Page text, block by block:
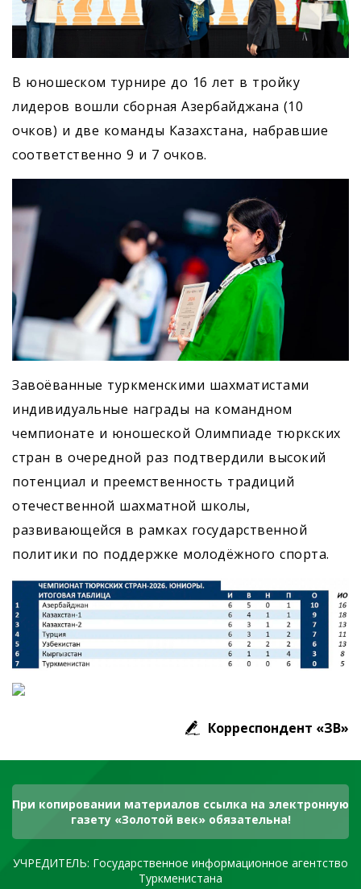
В юношеском турнире до 16 лет в тройку
лидеров вошли сборная Азербайджана (10
очков) и две команды Казахстана, набравшие
соответственно 9 и 7 очков.
Завоёванные туркменскими шахматистами
индивидуальные награды на командном
чемпионате и юношеской Олимпиаде тюркских
стран в очередной раз подтвердили высокий
потенциал и преемственность традиций
отечественной шахматной школы,
развивающейся в рамках государственной
политики по поддержке молодёжного спорта.
Корреспондент «ЗВ»
При копировании материалов ссылка на электронную
газету «Золотой век» обязательна!
УЧРЕДИТЕЛЬ: Государственное информационное агентство
Туркменистана